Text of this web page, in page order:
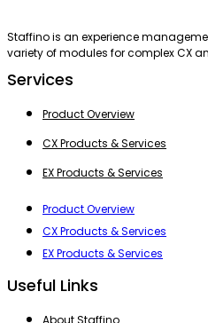
Staffino is an experience
variety of modules for complex CX
Services
Product Overview
CX Products & Services
EX Products & Services
Product Overview
CX Products & Services
EX Products & Services
Useful Links
About Staffino